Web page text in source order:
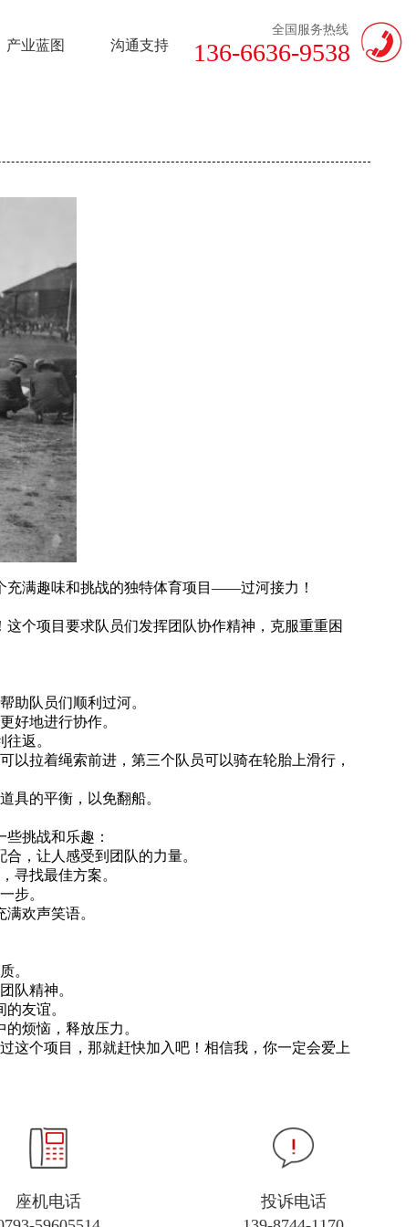
产业蓝图 沟通支持
全国服务热线
136-6636-9538
充满趣味和挑战的独特体育项目——过河接力！
个项目要求队员们发挥团队协作精神，克服重重困
助队员们顺利过河。
好地进行协作。
返。
以拉着绳索前进，第三个队员可以骑在轮胎上滑行，
具的平衡，以免翻船。
挑战和乐趣：
，让人感受到团队的力量。
寻找最佳方案。
步。
欢声笑语。
。
队精神。
友谊。
烦恼，释放压力。
这个项目，那就赶快加入吧！相信我，你一定会爱上
座机电话
投诉电话